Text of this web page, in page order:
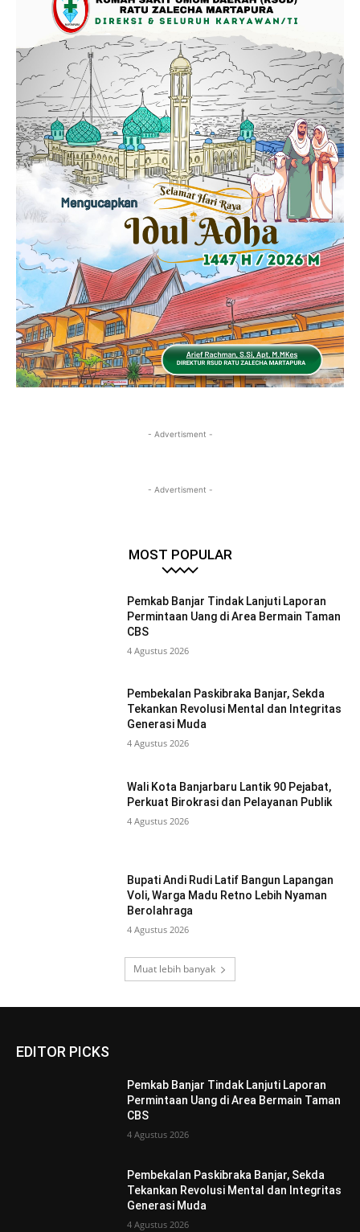
- Advertisment -
- Advertisment -
MOST POPULAR
Pemkab Banjar Tindak Lanjuti Laporan
Permintaan Uang di Area Bermain Taman
CBS
4 Agustus 2026
Pembekalan Paskibraka Banjar, Sekda
Tekankan Revolusi Mental dan Integritas
Generasi Muda
4 Agustus 2026
Wali Kota Banjarbaru Lantik 90 Pejabat,
Perkuat Birokrasi dan Pelayanan Publik
4 Agustus 2026
Bupati Andi Rudi Latif Bangun Lapangan
Voli, Warga Madu Retno Lebih Nyaman
Berolahraga
4 Agustus 2026
Muat lebih banyak
EDITOR PICKS
Pemkab Banjar Tindak Lanjuti Laporan
Permintaan Uang di Area Bermain Taman
CBS
4 Agustus 2026
Pembekalan Paskibraka Banjar, Sekda
Tekankan Revolusi Mental dan Integritas
Generasi Muda
4 Agustus 2026